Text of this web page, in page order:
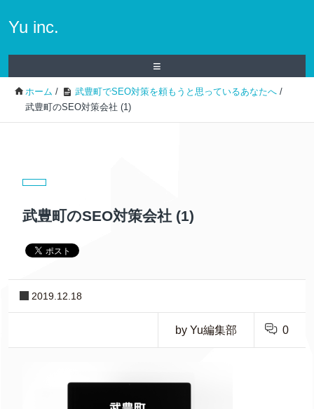
Yu inc.
≡
ホーム / 武豊町でSEO対策を頼もうと思っているあなたへ /
武豊町のSEO対策会社 (1)
武豊町のSEO対策会社 (1)
2019.12.18
by Yu編集部 0